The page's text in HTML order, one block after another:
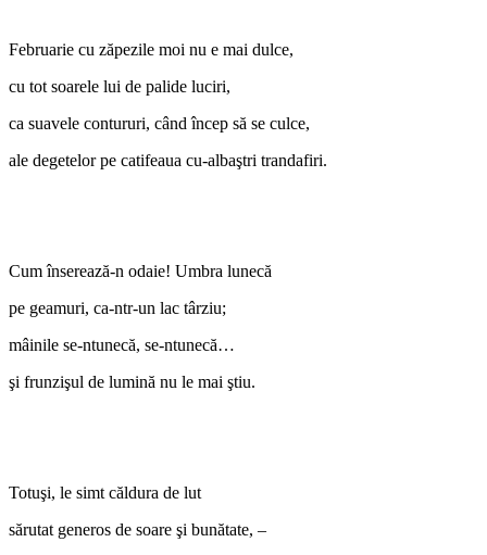
Februarie cu zăpezile moi nu e mai dulce,
cu tot soarele lui de palide luciri,
ca suavele contururi, când încep să se culce,
ale degetelor pe catifeaua cu-albaştri trandafiri.
Cum înserează-n odaie! Umbra lunecă
pe geamuri, ca-ntr-un lac târziu;
mâinile se-ntunecă, se-ntunecă…
şi frunzişul de lumină nu le mai ştiu.
Totuşi, le simt căldura de lut
sărutat generos de soare şi bunătate, –